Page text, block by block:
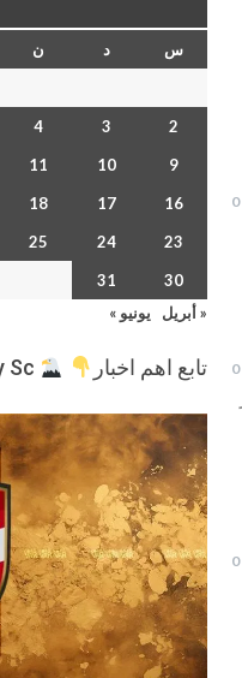
0
0
0
س د ن
2
3
4
9
10
11
16
17
18
23
24
25
30
31
« أبريل
يونيو »
تابع اهم اخبار